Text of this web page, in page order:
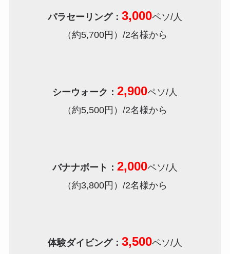
パラセーリング： 3,000ペソ/人
（約5,700円）/2名様から
シーウォーク： 2,900ペソ/人
（約5,500円）/2名様から
バナナボート： 2,000ペソ/人
（約3,800円）/2名様から
体験ダイビング： 3,500ペソ/人